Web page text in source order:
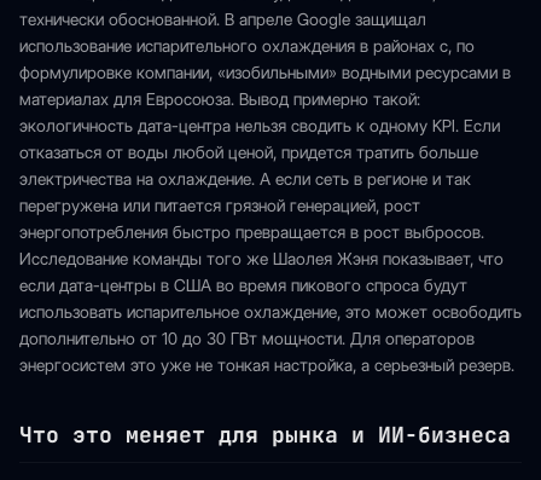
технически обоснованной. В апреле Google защищал
использование испарительного охлаждения в районах с, по
формулировке компании, «изобильными» водными ресурсами в
материалах для Евросоюза. Вывод примерно такой:
экологичность дата-центра нельзя сводить к одному KPI. Если
отказаться от воды любой ценой, придется тратить больше
электричества на охлаждение. А если сеть в регионе и так
перегружена или питается грязной генерацией, рост
энергопотребления быстро превращается в рост выбросов.
Исследование команды того же Шаолея Жэня показывает, что
если дата-центры в США во время пикового спроса будут
использовать испарительное охлаждение, это может освободить
дополнительно от 10 до 30 ГВт мощности. Для операторов
энергосистем это уже не тонкая настройка, а серьезный резерв.
Что это меняет для рынка и ИИ-бизнеса